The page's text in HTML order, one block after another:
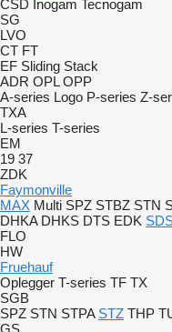
CSD Inogam Tecnogam
SG
LVO
CT FT
EF Sliding Stack
ADR OPL OPP
A-series Logo P-series Z-
TXA
L-series T-series
EM
19 37
ZDK
Faymonville
MAX Multi SPZ STBZ STN
DHKA DHKS DTS EDK
FLO
HW
Fruehauf
Oplegger T-series TF TX
SGB
SPZ STN STPA STZ THP
GS